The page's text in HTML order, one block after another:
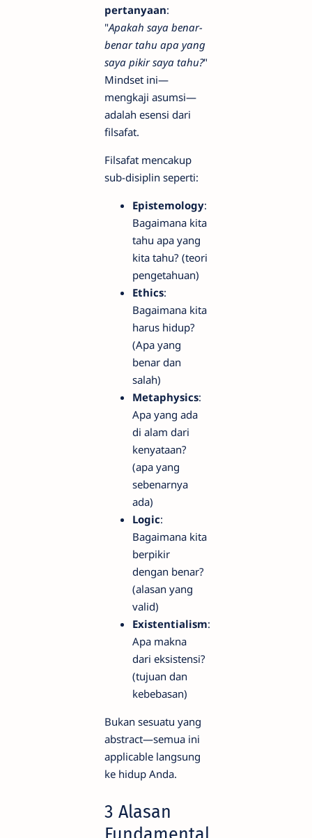
pertanyaan:
"Apakah saya benar-
benar tahu apa yang
saya pikir saya tahu?"
Mindset ini—
mengkaji asumsi—
adalah esensi dari
filsafat.
Filsafat mencakup
sub-disiplin seperti:
Epistemology:
Bagaimana kita
tahu apa yang
kita tahu? (teori
pengetahuan)
Ethics:
Bagaimana kita
harus hidup?
(Apa yang
benar dan
salah)
Metaphysics:
Apa yang ada
di alam dari
kenyataan?
(apa yang
sebenarnya
ada)
Logic:
Bagaimana kita
berpikir
dengan benar?
(alasan yang
valid)
Existentialism:
Apa makna
dari eksistensi?
(tujuan dan
kebebasan)
Bukan sesuatu yang
abstract—semua ini
applicable langsung
ke hidup Anda.
3 Alasan